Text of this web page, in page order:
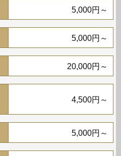
5,000円～
5,000円～
20,000円～
4,500円～
5,000円～